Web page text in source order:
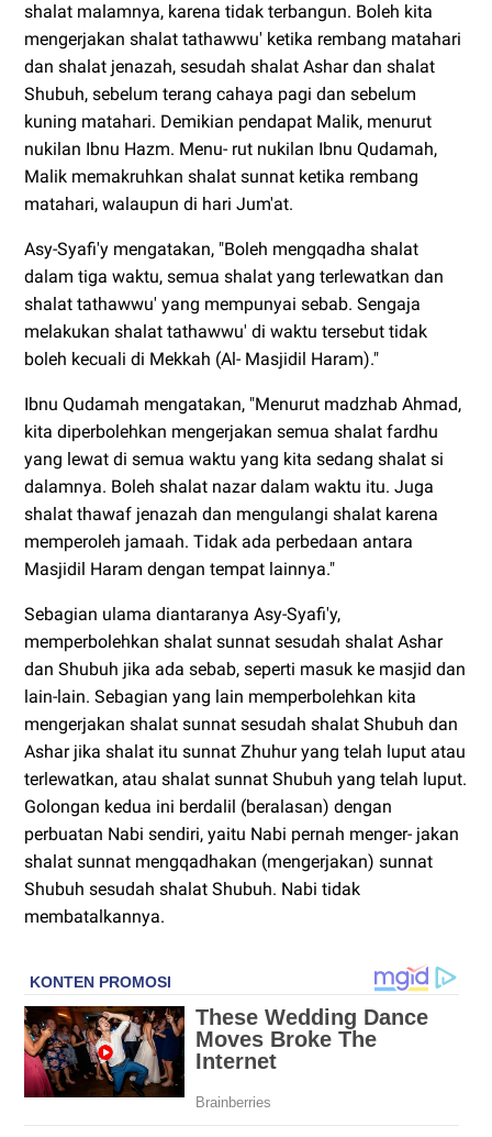
shalat malamnya, karena tidak terbangun. Boleh kita
mengerjakan shalat tathawwu' ketika rembang matahari
dan shalat jenazah, sesudah shalat Ashar dan shalat
Shubuh, sebelum terang cahaya pagi dan sebelum
kuning matahari. Demikian pendapat Malik, menurut
nukilan Ibnu Hazm. Menu- rut nukilan Ibnu Qudamah,
Malik memakruhkan shalat sunnat ketika rembang
matahari, walaupun di hari Jum'at.
Asy-Syafi'y mengatakan, "Boleh mengqadha shalat
dalam tiga waktu, semua shalat yang terlewatkan dan
shalat tathawwu' yang mempunyai sebab. Sengaja
melakukan shalat tathawwu' di waktu tersebut tidak
boleh kecuali di Mekkah (Al- Masjidil Haram)."
Ibnu Qudamah mengatakan, "Menurut madzhab Ahmad,
kita diperbolehkan mengerjakan semua shalat fardhu
yang lewat di semua waktu yang kita sedang shalat si
dalamnya. Boleh shalat nazar dalam waktu itu. Juga
shalat thawaf jenazah dan mengulangi shalat karena
memperoleh jamaah. Tidak ada perbedaan antara
Masjidil Haram dengan tempat lainnya."
Sebagian ulama diantaranya Asy-Syafi'y,
memperbolehkan shalat sunnat sesudah shalat Ashar
dan Shubuh jika ada sebab, seperti masuk ke masjid dan
lain-lain. Sebagian yang lain memperbolehkan kita
mengerjakan shalat sunnat sesudah shalat Shubuh dan
Ashar jika shalat itu sunnat Zhuhur yang telah luput atau
terlewatkan, atau shalat sunnat Shubuh yang telah luput.
Golongan kedua ini berdalil (beralasan) dengan
perbuatan Nabi sendiri, yaitu Nabi pernah menger- jakan
shalat sunnat mengqadhakan (mengerjakan) sunnat
Shubuh sesudah shalat Shubuh. Nabi tidak
membatalkannya.